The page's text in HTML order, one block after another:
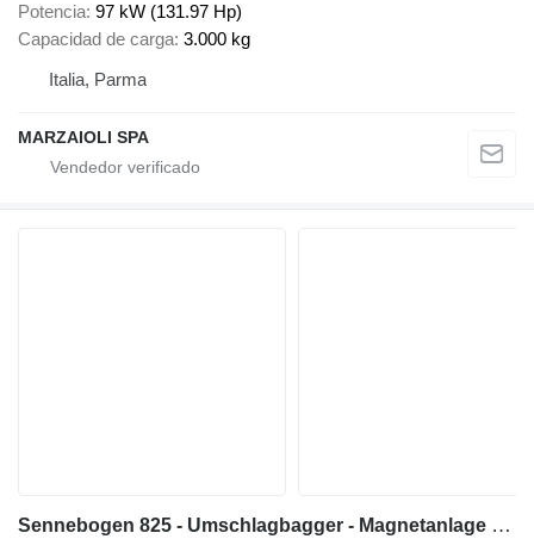
Potencia 97 kW (131.97 Hp)
Capacidad de carga 3.000 kg
Italia, Parma
MARZAIOLI SPA
Sennebogen 825 - Umschlagbagger - Magnetanlage Nr.: 916